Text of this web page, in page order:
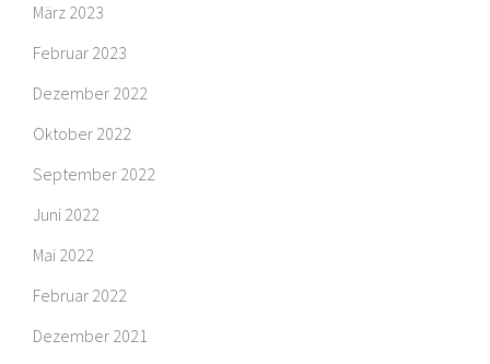
März 2023
Februar 2023
Dezember 2022
Oktober 2022
September 2022
Juni 2022
Mai 2022
Februar 2022
Dezember 2021